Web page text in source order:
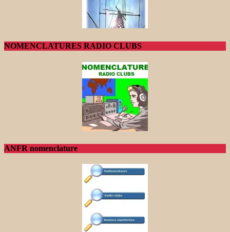
NOMENCLATURES RADIO CLUBS
ANFR nomenclature